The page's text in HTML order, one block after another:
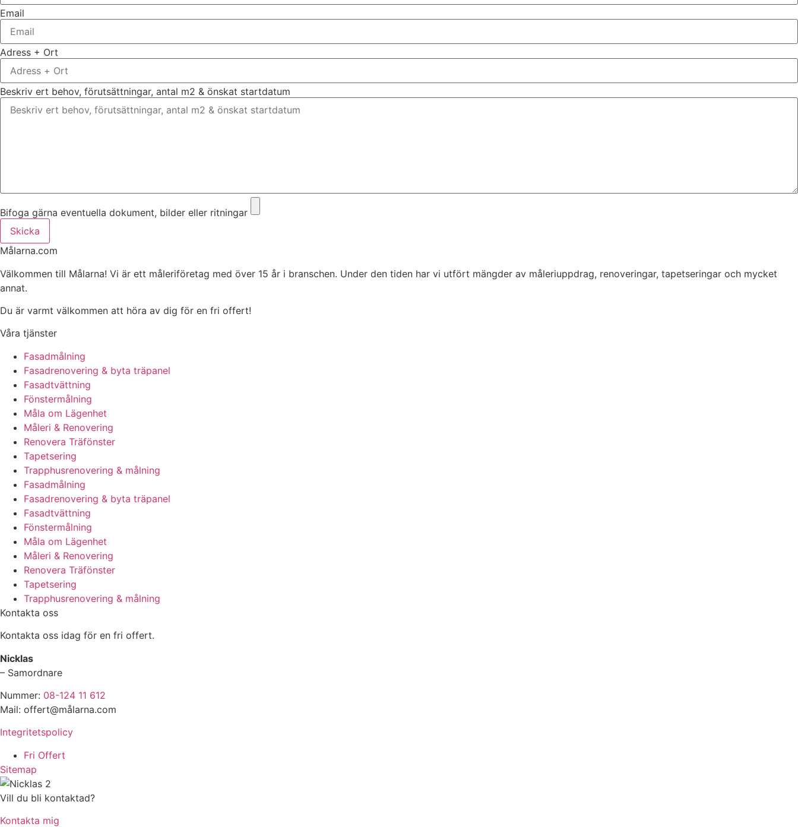
Email
Adress + Ort
Beskriv ert behov, förutsättningar, antal m2 & önskat startdatum
Bifoga gärna eventuella dokument, bilder eller ritningar
Skicka
Målarna.com
Välkommen till Målarna! Vi är ett måleriföretag med över 15 år i branschen. Under den tiden har vi utfört mängder av måleriuppdrag, renoveringar, tapetseringar och mycket
annat.
Du är varmt välkommen att höra av dig för en fri offert!
Våra tjänster
Fasadmålning
Fasadrenovering & byta träpanel
Fasadtvättning
Fönstermålning
Måla om Lägenhet
Måleri & Renovering
Renovera Träfönster
Tapetsering
Trapphusrenovering & målning
Fasadmålning
Fasadrenovering & byta träpanel
Fasadtvättning
Fönstermålning
Måla om Lägenhet
Måleri & Renovering
Renovera Träfönster
Tapetsering
Trapphusrenovering & målning
Kontakta oss
Kontakta oss idag för en fri offert.
Nicklas
– Samordnare
Nummer: 08-124 11 612
Mail: offert@målarna.com
Integritetspolicy
Fri Offert
Sitemap
Vill du bli kontaktad?
Kontakta mig